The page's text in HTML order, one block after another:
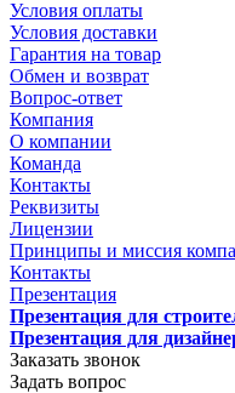
Условия оплаты
Условия доставки
Гарантия на товар
Обмен и возврат
Вопрос-ответ
Компания
О компании
Команда
Контакты
Реквизиты
Лицензии
Принципы и миссия
Контакты
Презентация
Презентация для
Презентация для
Заказать звонок
Задать вопрос